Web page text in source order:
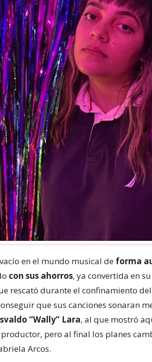
en el mundo musical de forma
con sus ahorros, ya convertida en
rescató durante el confinamiento
que sus canciones sonaran
“Wally” Lara, al que mostró
pero al final los planes
Arcos.